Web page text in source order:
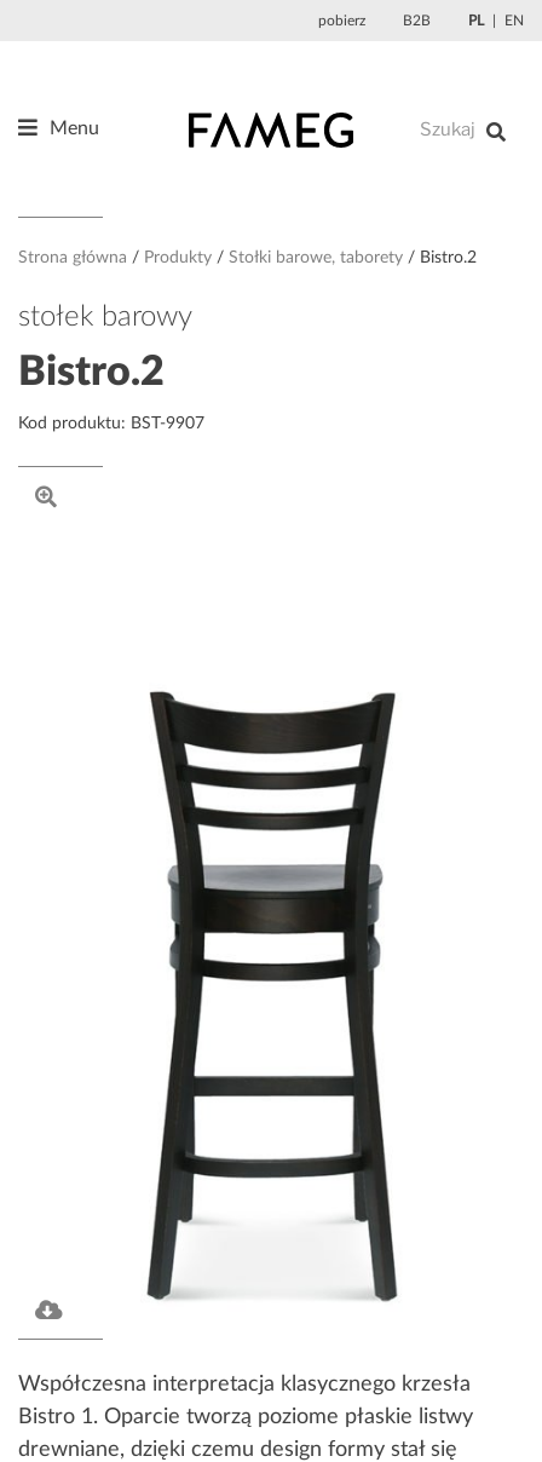
pobierz B2B PL EN
Menu
O nas
Projektanci
Referencje
Kontakt
Sklep
Strona główna Produkty Stołki barowe, taborety Bistro.2
stołek barowy
Bistro.2
Kod produktu: BST-9907
Współczesna interpretacja klasycznego krzesła
Bistro 1. Oparcie tworzą poziome płaskie listwy
drewniane, dzięki czemu design formy stał się